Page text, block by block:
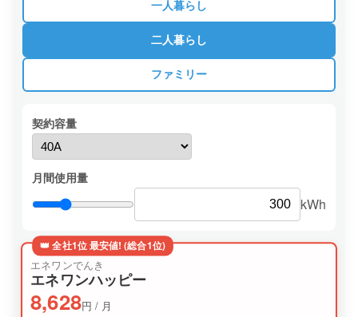
一人暮らし
二人暮らし
ファミリー
契約容量
月間使用量
kWh
👑 全社1位 最安値! (総合1位)
エネワンでんき
エネワンハッピー
8,628円 / 月